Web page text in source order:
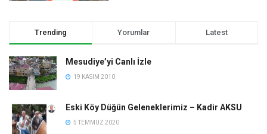
Trending Yorumlar Latest
Mesudiye’yi Canlı İzle
19 KASIM 2010
Eski Köy Düğün Geleneklerimiz – Kadir AKSU
5 TEMMUZ 2020